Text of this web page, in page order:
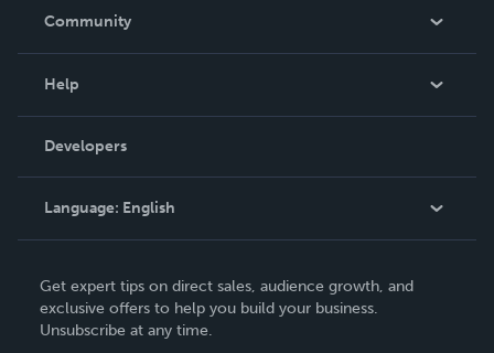
In The News
Community
Podcast
Help
Order Lookup
Knowledge Base
Contact Support
Developers
Language: English
Deutsch
Français
Get expert tips on direct sales, audience growth, and
exclusive offers to help you build your business.
Unsubscribe at any time.